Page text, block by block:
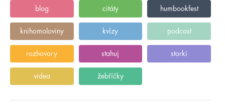
blog citáty humbookfest
knihomoloviny kvízy podcast
rozhovory stahuj storki
videa žebříčky